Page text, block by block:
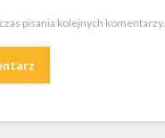
pisania kolejnych komentarzy.